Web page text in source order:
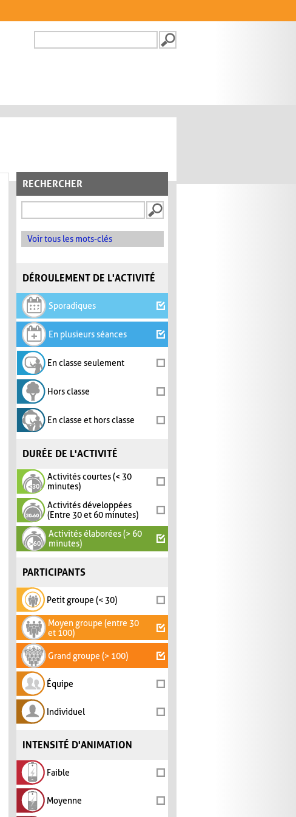
FORMULAIRE DE
RECHERCHER
Voir tous les mots-clés
DÉROULEMENT DE L'ACTIVITÉ
Sporadiques
En plusieurs séances
En classe seulement
Hors classe
En classe et hors classe
DURÉE DE L'ACTIVITÉ
Activités courtes (< 30
minutes)
Activités développées
(Entre 30 et 60 minutes)
Activités élaborées (> 60
minutes)
PARTICIPANTS
Petit groupe (< 30)
Moyen groupe (entre 30
et 100)
Grand groupe (> 100)
Équipe
Individuel
INTENSITÉ D'ANIMATION
Faible
Moyenne